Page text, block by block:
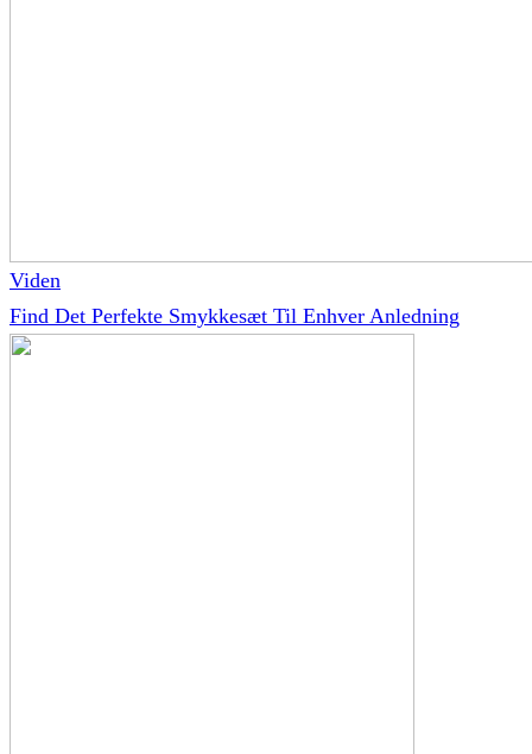
Viden
Find Det Perfekte Smykkesæt Til Enhver Anledning